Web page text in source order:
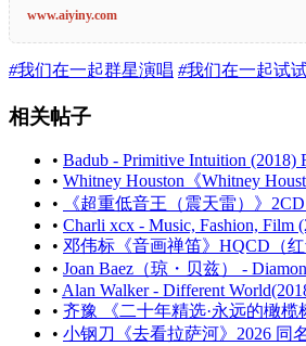
www.aiyiny.com
#我们在一起群星演唱 #我们在一起试
相关帖子
• Badub - Primitive Intuition (2018)
• Whitney Houston《Whitney
•
《超重低音王（震天雷）》
• Charli xcx - Music, Fashion, Film
• 邓伟标《音画禅笛》HQCD（红
• Joan Baez（琼・贝兹） -
• Alan Walker - Different
• 齐豫 《二十年精选·永远的橄榄
• 小钢刀《去看拉萨河》2026 同